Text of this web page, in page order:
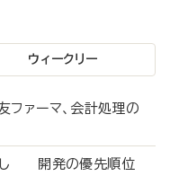
ウィークリー
ァーマ、会計処理の
し 開発の優先順位